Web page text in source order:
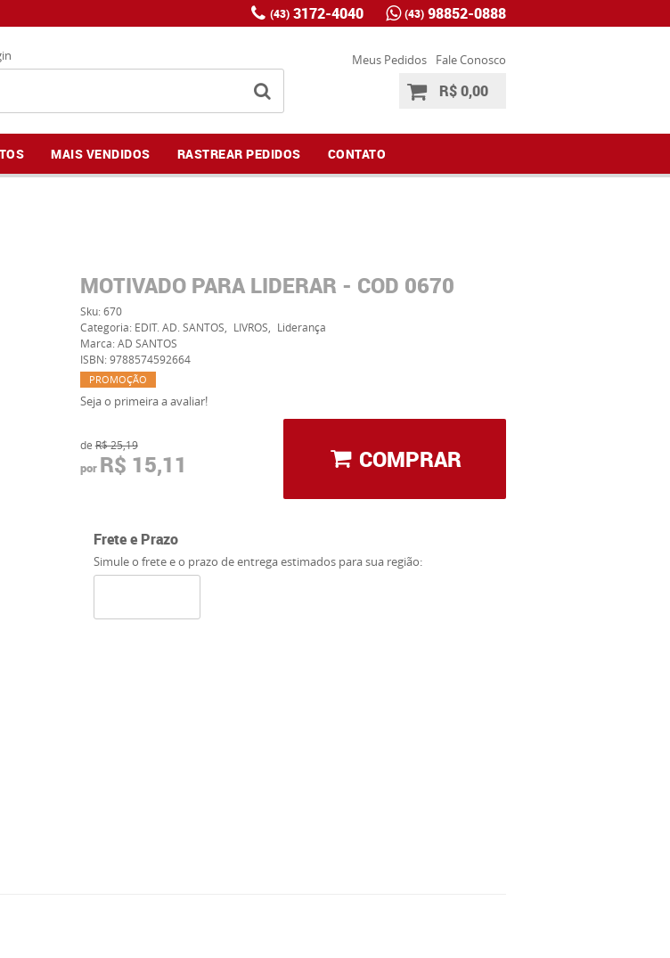
(43) 3172-4040 (43) 98852-0888
Meus Pedidos Fale Conosco
R$ 0,00
MAIS VENDIDOS RASTREAR PEDIDOS CONTATO
MOTIVADO PARA LIDERAR - COD 0670
Sku:670
Categoria: EDIT. AD. SANTOS LIVROS
Liderança
Marca:AD SANTOS
ISBN:9788574592664
PROMOÇÃO
Seja o primeira a avaliar!
de R$ 25,19
por R$ 15,11 COMPRAR
Frete e Prazo
Simule o frete e o prazo de entrega estimados para sua região: